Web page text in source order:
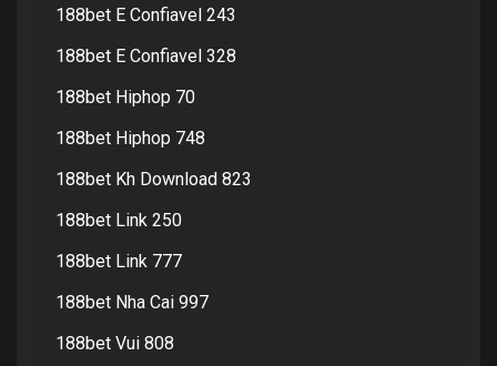
188bet E Confiavel 243
188bet E Confiavel 328
188bet Hiphop 70
188bet Hiphop 748
188bet Kh Download 823
188bet Link 250
188bet Link 777
188bet Nha Cai 997
188bet Vui 808